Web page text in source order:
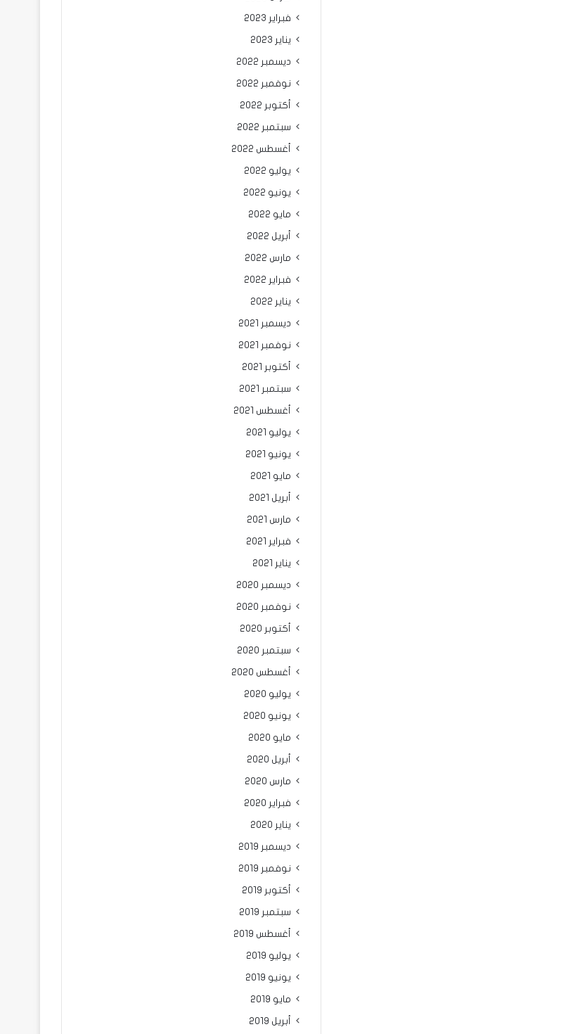
فبراير 2023
يناير 2023
ديسمبر 2022
نوفمبر 2022
أكتوبر 2022
سبتمبر 2022
أغسطس 2022
يوليو 2022
يونيو 2022
مايو 2022
أبريل 2022
مارس 2022
فبراير 2022
يناير 2022
ديسمبر 2021
نوفمبر 2021
أكتوبر 2021
سبتمبر 2021
أغسطس 2021
يوليو 2021
يونيو 2021
مايو 2021
أبريل 2021
مارس 2021
فبراير 2021
يناير 2021
ديسمبر 2020
نوفمبر 2020
أكتوبر 2020
سبتمبر 2020
أغسطس 2020
يوليو 2020
يونيو 2020
مايو 2020
أبريل 2020
مارس 2020
فبراير 2020
يناير 2020
ديسمبر 2019
نوفمبر 2019
أكتوبر 2019
سبتمبر 2019
أغسطس 2019
يوليو 2019
يونيو 2019
مايو 2019
أبريل 2019